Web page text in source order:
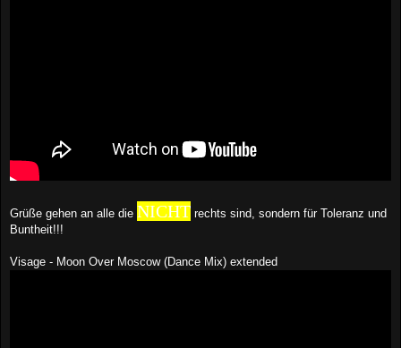
Grüße gehen an alle die NICHT rechts sind, sondern für Toleranz und
Buntheit!!!
Visage - Moon Over Moscow (Dance Mix) extended